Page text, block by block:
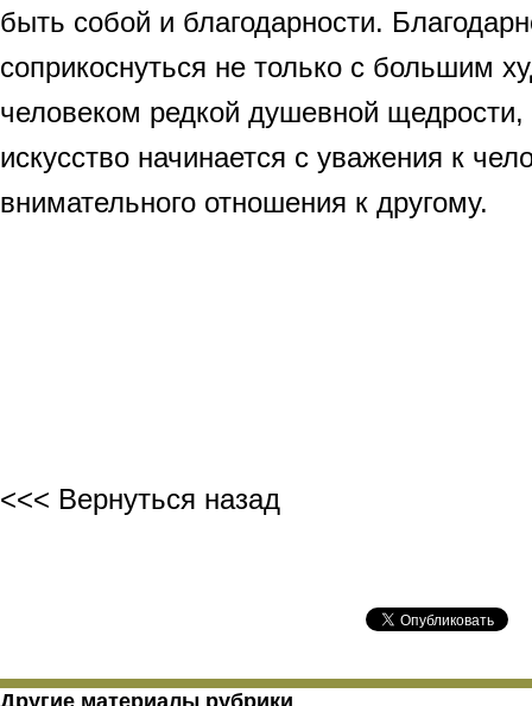
быть собой и благодарности.
соприкоснуться не только с большим
человеком редкой душевной щедрости,
искусство начинается с уважения к
внимательного отношения к другому.
<<< Вернуться назад
Другие материалы рубрики